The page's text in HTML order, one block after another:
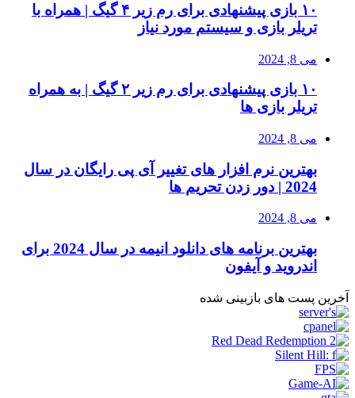
۱۰ بازی پیشنهادی برای رم زیر ۴ گیگ | همراه با
تریلر بازی و سیستم مورد نیاز
می 8, 2024
۱۰ بازی پیشنهادی برای رم زیر ۲ گیگ | به همراه
تریلر بازی ها
می 8, 2024
بهترین نرم افزار های تغییر آی پی رایگان در سال
2024 | دور زدن تحریم ها
می 8, 2024
بهترین برنامه های دانلود انیمه در سال 2024 برای
اندروید و آیفون
آخرین پست های بازبینی شده